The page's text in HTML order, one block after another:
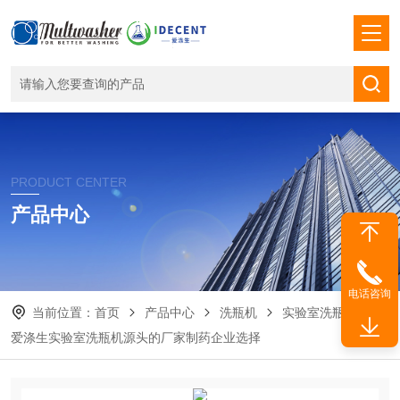
PRODUCT CENTER
产品中心
当前位置： 首页 产品中心 洗瓶机
实验室洗瓶机
爱涤生实验室洗瓶机源头的厂家制药企业选择
电话咨询